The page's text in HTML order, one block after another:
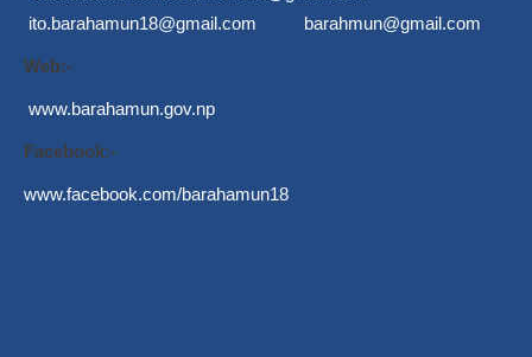
ito.barahamun18@gmail.com
barahmun@gmail.com
Web:-
www.barahamun.gov.np
Facebook:-
www.facebook.com/barahamun18